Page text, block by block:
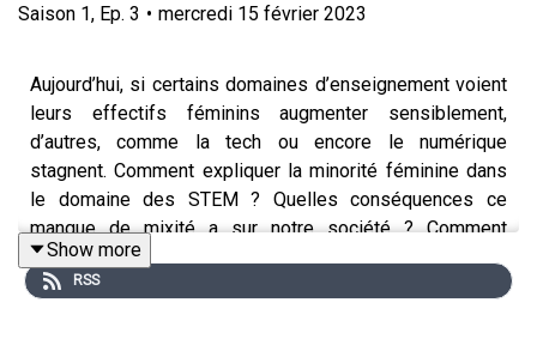
Saison 1, Ep. 3 • mercredi 15 février 2023
Aujourd’hui, si certains domaines d’enseignement voient
leurs effectifs féminins augmenter sensiblement,
d’autres, comme la tech ou encore le numérique
stagnent. Comment expliquer la minorité féminine dans
le domaine des STEM ? Quelles conséquences ce
manque de mixité a sur notre société ? Comment
inverser la tendance pour construire une société plus
juste et représentative ?
Show more
RSS